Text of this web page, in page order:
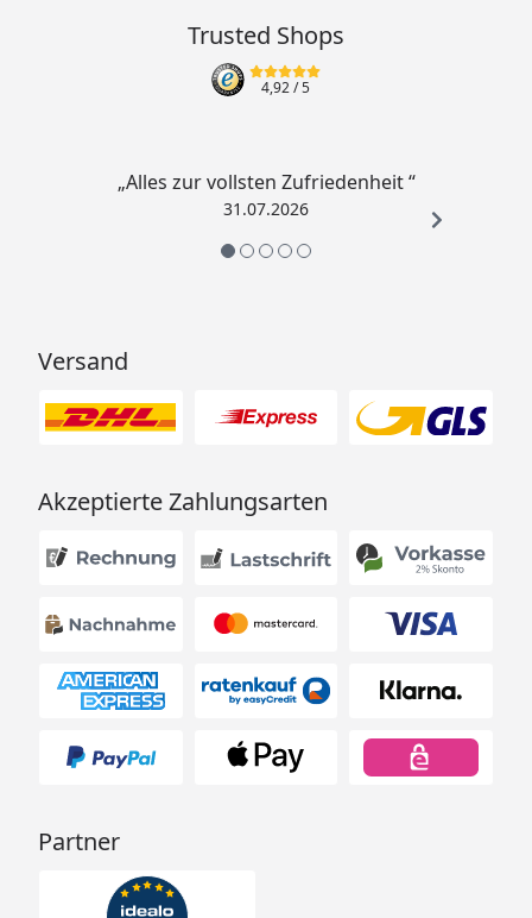
Trusted Shops
4,92/ 5
„Alles zur vollsten Zufriedenheit “
31.07.2026
Versand
Akzeptierte Zahlungsarten
Partner